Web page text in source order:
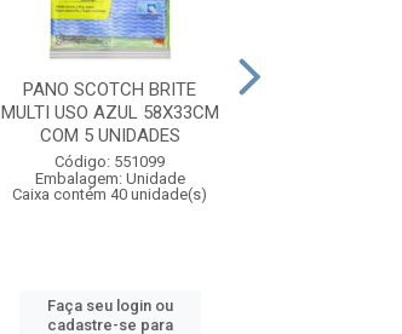
PANO SCOTCH BRITE
MULTI USO AZUL 58X33CM
COM 5 UNIDADES
Código: 551099
Embalagem: Unidade
Caixa contém 40 unidade(s)
Faça seu login ou
cadastre-se para